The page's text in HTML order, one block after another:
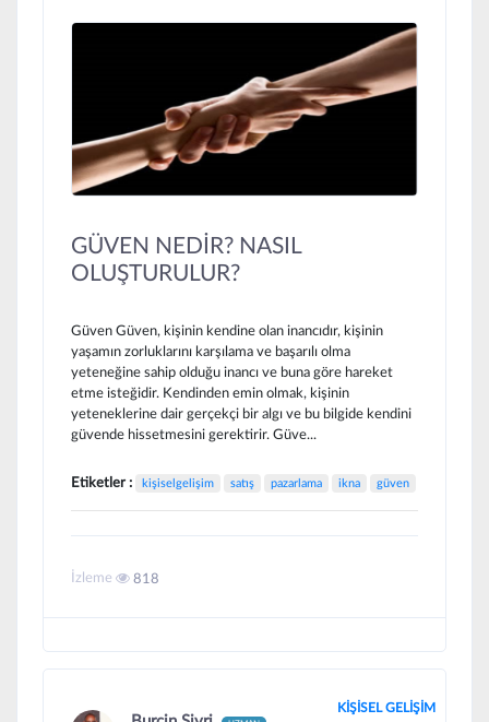
GÜVEN NEDİR? NASIL
OLUŞTURULUR?
Güven Güven, kişinin kendine olan inancıdır, kişinin
yaşamın zorluklarını karşılama ve başarılı olma
yeteneğine sahip olduğu inancı ve buna göre hareket
etme isteğidir. Kendinden emin olmak, kişinin
yeteneklerine dair gerçekçi bir algı ve bu bilgide kendini
güvende hissetmesini gerektirir. Güve...
Etiketler : kişiselgelişim satış pazarlama ikna güven
İzleme 818
KİŞİSEL GELİŞİM